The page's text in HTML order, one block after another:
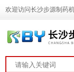
欢迎访问长沙步源制药